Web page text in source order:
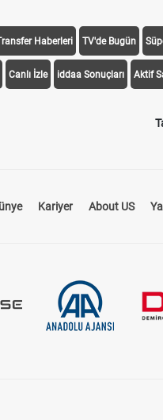
Haberleri TV'de Bugün
Canlı İzle iddaa Sonuçları Aktif
Kariyer About US